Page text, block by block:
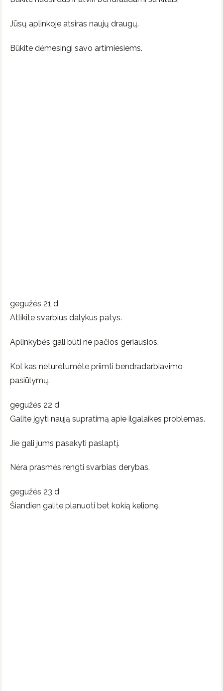
Jūsų aplinkoje atsiras naujų draugų.
Būkite dėmesingi savo artimiesiems.
gegužės 21 d
Atlikite svarbius dalykus patys.
Aplinkybės gali būti ne pačios geriausios.
Kol kas neturėtumėte priimti bendradarbiavimo
pasiūlymų.
gegužės 22 d
Galite įgyti naują supratimą apie ilgalaikes problemas.
Jie gali jums pasakyti paslaptį.
Nėra prasmės rengti svarbias derybas.
gegužės 23 d
Šiandien galite planuoti bet kokią kelionę.